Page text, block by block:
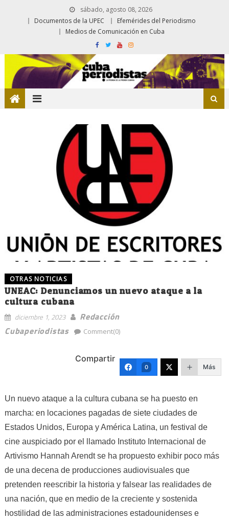
sábado, agosto 08, 2026
Documentos de la UPEC
Efemérides del Periodismo
Medios de Comunicación en Cuba
OTRAS NOTICIAS
UNEAC: Denunciamos un nuevo ataque a la
cultura cubana
diciembre 1, 2023
Redacción
Cubaperiodistas
Comment(0)
Compartir
0 Más
Un nuevo ataque a la cultura cubana se ha puesto en
marcha: en locaciones pagadas de siete ciudades de
Estados Unidos, Europa y América Latina, un festival de
cine auspiciado por el llamado Instituto Internacional de
Artivismo Hannah Arendt se ha propuesto exhibir poco más
de una decena de producciones audiovisuales que
pretenden reescribir la historia y falsear las realidades de
una nación, que en medio de la creciente y sostenida
hostilidad de las administraciones estadounidenses e